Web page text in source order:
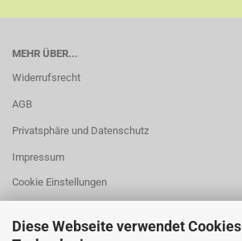
Diese Webseite verwendet
MEHR ÜBER...
Widerrufsrecht
AGB
Privatsphäre und Datenschutz
Impressum
Cookie Einstellungen